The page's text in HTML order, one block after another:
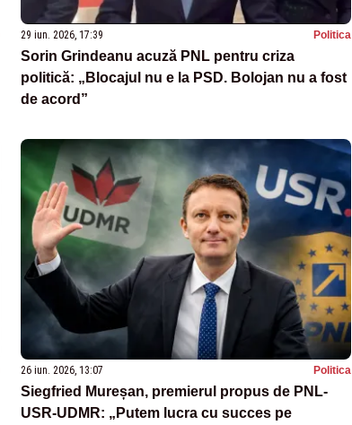
29 iun. 2026, 17:39 Politica
Sorin Grindeanu acuză PNL pentru criza
politică: „Blocajul nu e la PSD. Bolojan nu a fost
de acord”
26 iun. 2026, 13:07 Politica
Siegfried Mureșan, premierul propus de PNL-
USR-UDMR: „Putem lucra cu succes pe